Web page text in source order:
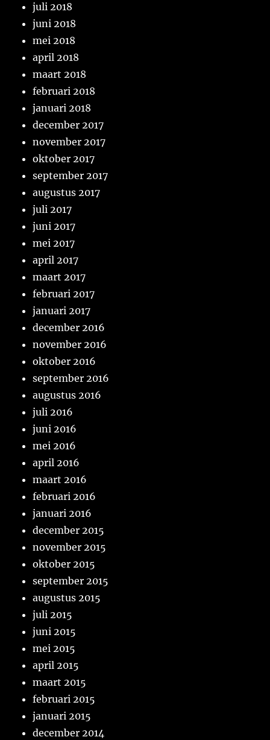
juli 2018
juni 2018
mei 2018
april 2018
maart 2018
februari 2018
januari 2018
december 2017
november 2017
oktober 2017
september 2017
augustus 2017
juli 2017
juni 2017
mei 2017
april 2017
maart 2017
februari 2017
januari 2017
december 2016
november 2016
oktober 2016
september 2016
augustus 2016
juli 2016
juni 2016
mei 2016
april 2016
maart 2016
februari 2016
januari 2016
december 2015
november 2015
oktober 2015
september 2015
augustus 2015
juli 2015
juni 2015
mei 2015
april 2015
maart 2015
februari 2015
januari 2015
december 2014